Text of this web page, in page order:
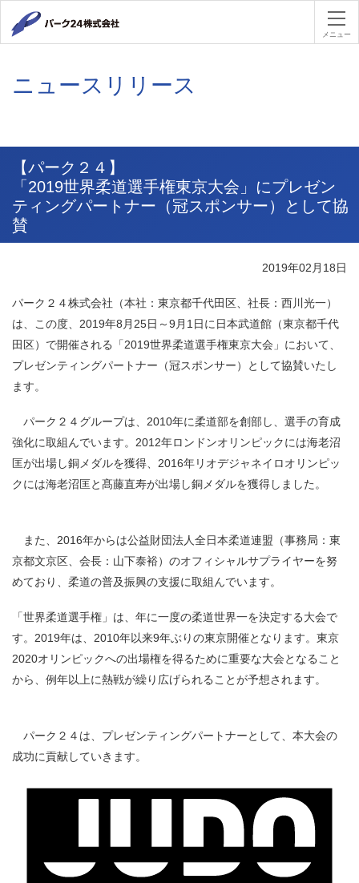
パーク２
メニュー
ニュースリリース
【パーク２４】
「2019世界柔道選手権東京大会」にプレゼン
ティングパートナー（冠スポンサー）として協
賛
2019年02月18日
パーク２４株式会社（本社：東京都千代田区、社長：西川光一）
は、この度、2019年8月25日～9月1日に日本武道館（東京都千代
田区）で開催される「2019世界柔道選手権東京大会」において、
プレゼンティングパートナー（冠スポンサー）として協賛いたし
ます。
パーク２４グループは、2010年に柔道部を創部し、選手の育成
強化に取組んでいます。2012年ロンドンオリンピックには海老沼
匡が出場し銅メダルを獲得、2016年リオデジャネイロオリンピッ
クには海老沼匡と髙藤直寿が出場し銅メダルを獲得しました。
また、2016年からは公益財団法人全日本柔道連盟（事務局：東
京都文京区、会長：山下泰裕）のオフィシャルサプライヤーを努
めており、柔道の普及振興の支援に取組んでいます。
「世界柔道選手権」は、年に一度の柔道世界一を決定する大会で
す。2019年は、2010年以来9年ぶりの東京開催となります。東京
2020オリンピックへの出場権を得るために重要な大会となること
から、例年以上に熱戦が繰り広げられることが予想されます。
パーク２４は、プレゼンティングパートナーとして、本大会の
成功に貢献していきます。